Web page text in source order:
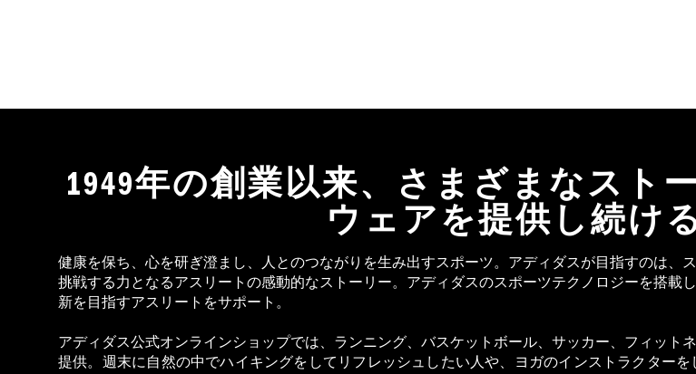
1949年の創業以来、さまざまなスト
ウェアを提供し続け
健康を保ち、心を研ぎ澄まし、人とのつながりを生み出すスポーツ。アディダスが目指すのは、
挑戦する力となるアスリートの感動的なストーリー。アディダスのスポーツテクノロジーを搭載
新を目指すアスリートをサポート。
アディダス公式オンラインショップでは、ランニング、バスケットボール、サッカー、フィッ
提供。週末に自然の中でハイキングをしてリフレッシュしたい人や、ヨガのインストラクター